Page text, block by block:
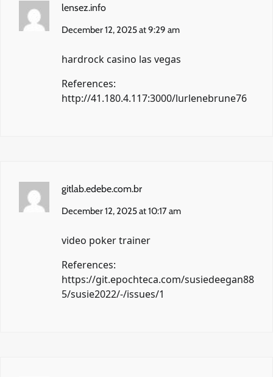
lensez.info
December 12, 2025 at 9:29 am
hardrock casino las vegas
References:
http://41.180.4.117:3000/lurlenebrune76
gitlab.edebe.com.br
December 12, 2025 at 10:17 am
video poker trainer
References:
https://git.epochteca.com/susiedeegan88
5/susie2022/-/issues/1